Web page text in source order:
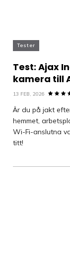
Tester
Test: Ajax
kamera till
13 FEB, 2026
Är du på jakt
hemmet,
Wi-Fi-anslutna
titt!